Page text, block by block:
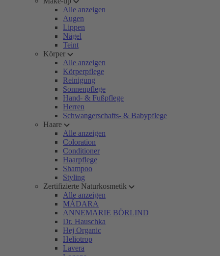
Alle anzeigen
Augen
Lippen
Nägel
Teint
Körper
Alle anzeigen
Körperpflege
Reinigung
Sonnenpflege
Hand- & Fußpflege
Herren
Schwangerschafts- & Babypflege
Haare
Alle anzeigen
Coloration
Conditioner
Haarpflege
Shampoo
Styling
Zertifizierte Naturkosmetik
Alle anzeigen
MÁDARA
ANNEMARIE BÖRLIND
Dr. Hauschka
Hej Organic
Heliotrop
Lavera